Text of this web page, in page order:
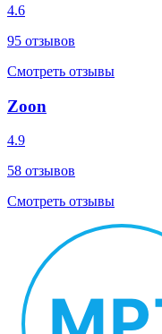
4.6
95 отзывов
Смотреть отзывы
Zoon
4.9
58 отзывов
Смотреть отзывы